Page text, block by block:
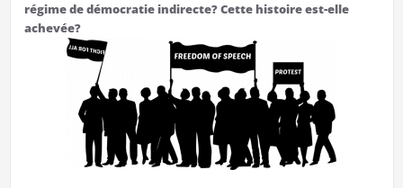
régime de démocratie indirecte? Cette histoire est-elle
achevée?